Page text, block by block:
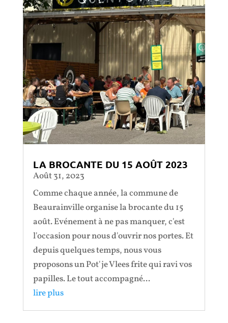
LA BROCANTE DU 15 AOÛT 2023
Août 31, 2023
Comme chaque année, la commune de
Beaurainville organise la brocante du 15
août. Evénement à ne pas manquer, c'est
l'occasion pour nous d'ouvrir nos portes. Et
depuis quelques temps, nous vous
proposons un Pot'je Vlees frite qui ravi vos
papilles. Le tout accompagné...
lire plus